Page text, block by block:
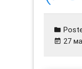
27